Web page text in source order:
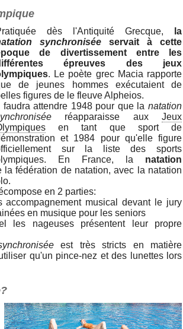
dès l'Antiquité Grecque,
la
synchronisée servait à cette
de divertissement entre les
épreuves des jeux
. Le poète grec Macia rapporte
de jeunes hommes exécutaient de
figures de le fleuve Alpheios.
Il faudra attendre 1948 pour que la natation
réapparaisse aux Jeux
en tant que sport de
et 1984 pour qu'elle figure
sur la liste des sports
En France, la natation
fédération de natation, avec la natation
en 2 parties:
accompagnement musical devant le jury
en musique pour les seniors
les nageuses présentent leur propre
est très stricts en matière
qu'un pince-nez et des lunettes lors